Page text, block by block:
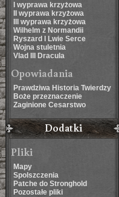
I wyprawa krzyżowa
II wyprawa krzyżowa
III wyprawa krzyżowa
Wilhelm z Normandii
Ryszard I Lwie Serce
Wojna stuletnia
Vlad III Dracula
Opowiadania
Prawdziwa Historia Twierdzy
Boże przeznaczenie
Zaginione Cesarstwo
Dodatki
Pliki
Mapy
Spolszczenia
Patche do Stronghold
Pozostałe pliki